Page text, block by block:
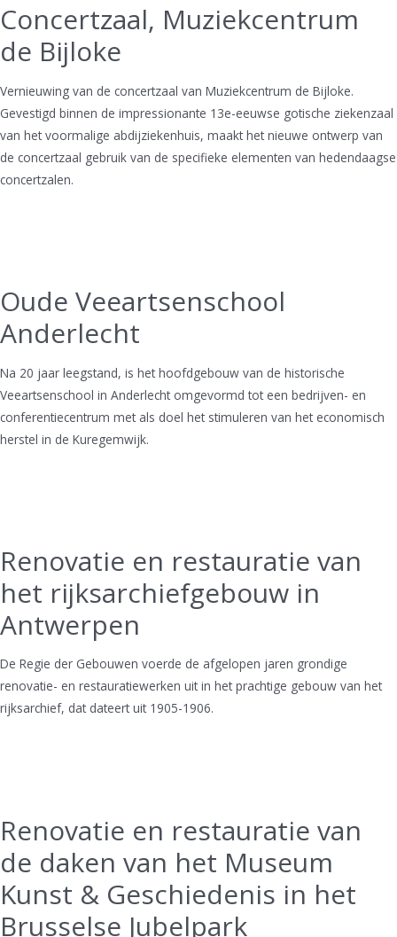
Concertzaal, Muziekcentrum
de Bijloke
Vernieuwing van de concertzaal van Muziekcentrum de Bijloke.
Gevestigd binnen de impressionante 13e-eeuwse gotische ziekenzaal
van het voormalige abdijziekenhuis, maakt het nieuwe ontwerp van
de concertzaal gebruik van de specifieke elementen van hedendaagse
concertzalen.
Oude Veeartsenschool
Anderlecht
Na 20 jaar leegstand, is het hoofdgebouw van de historische
Veeartsenschool in Anderlecht omgevormd tot een bedrijven- en
conferentiecentrum met als doel het stimuleren van het economisch
herstel in de Kuregemwijk.
Renovatie en restauratie van
het rijksarchiefgebouw in
Antwerpen
De Regie der Gebouwen voerde de afgelopen jaren grondige
renovatie- en restauratiewerken uit in het prachtige gebouw van het
rijksarchief, dat dateert uit 1905-1906.
Renovatie en restauratie van
de daken van het Museum
Kunst & Geschiedenis in het
Brusselse Jubelpark